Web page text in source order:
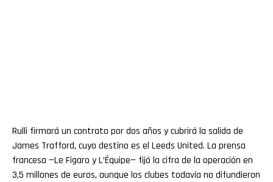
Rulli firmará un contrato por dos años y cubrirá la salida de
James Trafford, cuyo destino es el Leeds United. La prensa
francesa —Le Figaro y L’Équipe— fijó la cifra de la operación en
3,5 millones de euros, aunque los clubes todavía no difundieron